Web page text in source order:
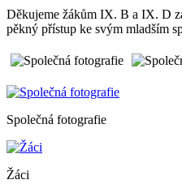
Děkujeme žákům IX. B a IX. D
pěkný přístup ke svým mladším
Společná fotografie
Žáci